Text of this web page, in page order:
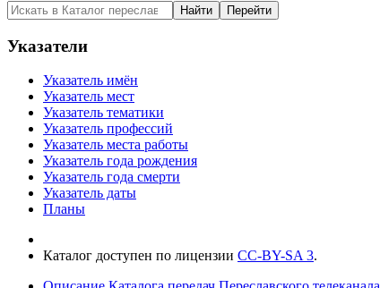
Указатели
Указатель имён
Указатель мест
Указатель тематики
Указатель профессий
Указатель места работы
Указатель года рождения
Указатель года смерти
Указатель даты
Планы
Каталог доступен по лицензии CC-BY-SA 3.